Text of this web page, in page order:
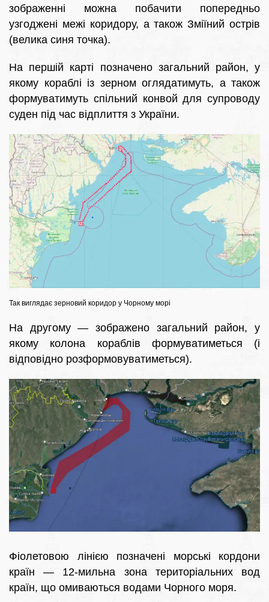
зображенні можна побачити попередньо
узгоджені межі коридору, а також Зміїний острів
(велика синя точка).
На першій карті позначено загальний район, у
якому кораблі із зерном оглядатимуть, а також
формуватимуть спільний конвой для супроводу
суден під час відплиття з України.
Так виглядає зерновий коридор у Чорному морі
На другому — зображено загальний район, у
якому колона кораблів формуватиметься (і
відповідно розформовуватиметься).
Фіолетовою лінією позначені морські кордони
країн — 12-мильна зона територіальних вод
країн, що омиваються водами Чорного моря.